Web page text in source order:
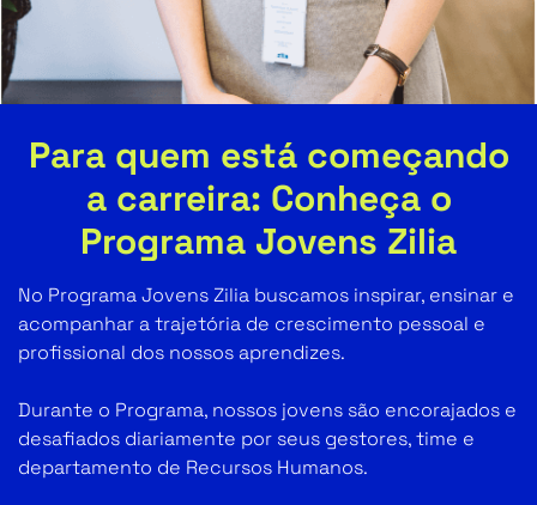
Para quem está começando
a carreira: Conheça o
Programa Jovens Zilia
No Programa Jovens Zilia buscamos inspirar, ensinar e
acompanhar a trajetória de crescimento pessoal e
profissional dos nossos aprendizes.
Durante o Programa, nossos jovens são encorajados e
desafiados diariamente por seus gestores, time e
departamento de Recursos Humanos.